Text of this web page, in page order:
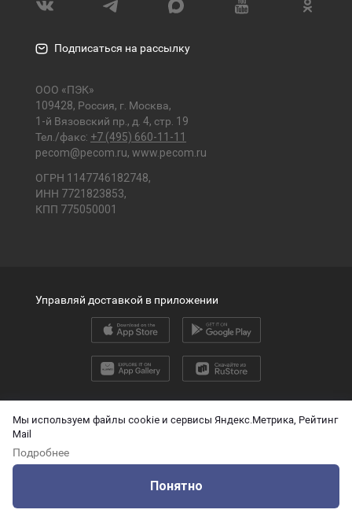
Мы используем файлы cookie и сервисы Яндекс.Метрика, Рейтинг
Mail
Подробнее
Понятно
Подписаться на рассылку
ООО «ПЭК»
109428, Россия, г. Москва,
1-й Вязовский пр., д. 4, стр. 19
Тел./факс: +7 (495) 660-11-11
pecom@pecom.ru, www.pecom.ru
ОГРН 1147746182748,
ИНН 7721823853,
КПП 775050001
2026 © ООО «ПЭК»
О защите персональных данных
Технические данные для ИИ
Управляй доставкой в приложении